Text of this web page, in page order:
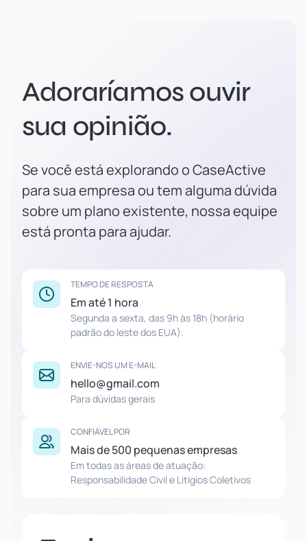
Adoraríamos ouvir
sua opinião.
Se você está explorando o CaseActive
para sua empresa ou tem alguma dúvida
sobre um plano existente, nossa equipe
está pronta para ajudar.
TEMPO DE RESPOSTA
Em até 1 hora
Segunda a sexta, das 9h às 18h (horário
padrão do leste dos EUA).
ENVIE-NOS UM E-MAIL
hello@gmail.com
Para dúvidas gerais
CONFIÁVEL POR
Mais de 500 pequenas empresas
Em todas as áreas de atuação:
Responsabilidade Civil e Litígios Coletivos